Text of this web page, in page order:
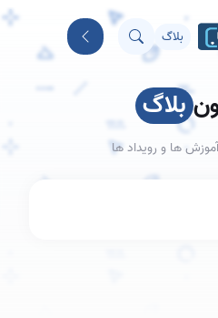
بلاگ
بلاگ
ها و رویداد ها